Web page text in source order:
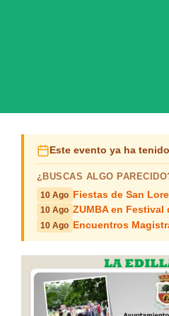
Este evento ya ha
¿BUSCAS ALGO
10 Ago Fiestas de San
10 Ago ZUMBA en Festival
10 Ago Encuentros